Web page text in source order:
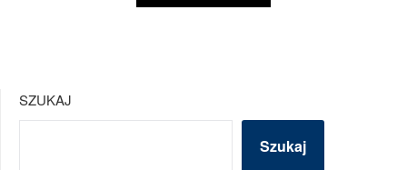
SZUKAJ
Szukaj